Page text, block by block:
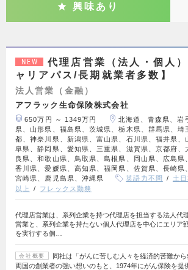
興味あり
NEW
代理店営業（法人・個人
ャリアパス/長期就業者多数】
法人営業（金融）
アフラック生命保険株式会社
650万円 ～ 1349万円
北海道、青森県、岩
県、山形県、福島県、茨城県、栃木県、群馬県、埼
都、神奈川県、新潟県、富山県、石川県、福井県、
阜県、静岡県、愛知県、三重県、滋賀県、京都府、
良県、和歌山県、鳥取県、島根県、岡山県、広島県
香川県、愛媛県、高知県、福岡県、佐賀県、長崎県
宮崎県、鹿児島県、沖縄県
英語力不問 土
以上
フレックス勤務
代理店営業は、系列企業を持つ代理店を担当する法人代
営業と、系列企業を持たない個人代理店を中心にエリア
を実行する個…
会社概要
同社は「がんに苦しむ人々を経済的苦難か
両国の創業者の強い想いのもと、1974年にがん保険を提